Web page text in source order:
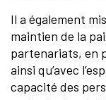
Il a également
maintien de la
partenariats, en
ainsi qu’avec
capacité des